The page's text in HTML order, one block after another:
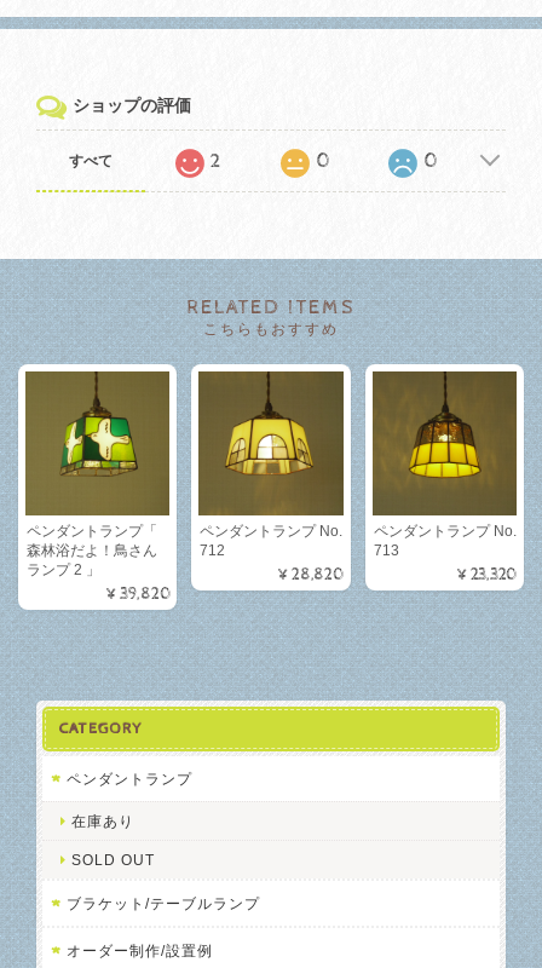
ショップの評価
すべて 2 0 0
RELATED ITEMS
こちらもおすすめ
ペンダントランプ「
森林浴だよ！鳥さん
ランプ 2 」
¥39,820
ペンダントランプ No.
712
¥28,820
ペンダントランプ No.
713
¥23,320
CATEGORY
ペンダントランプ
在庫あり
SOLD OUT
ブラケット/テーブルランプ
オーダー制作/設置例